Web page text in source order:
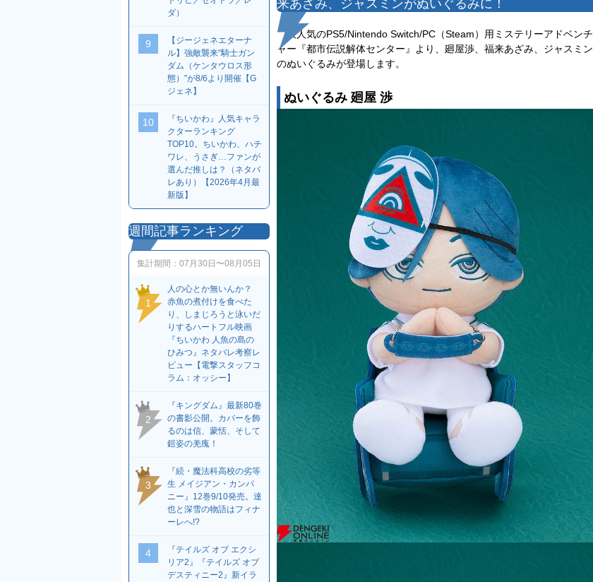
来あざみ、ジャスミンがぬいぐるみに！
大人気のPS5/Nintendo Switch/PC（Steam）用ミステリーアドベンチ
ャー『都市伝説解体センター』より、廻屋渉、福来あざみ、ジャスミン
のぬいぐるみが登場します。
ぬいぐるみ 廻屋 渉
ダ）
9
【ジージェネエターナ
ル】強敵襲来“騎士ガン
ダム（ケンタウロス形
態）”が8/6より開催【G
ジェネ】
10
『ちいかわ』人気キャラ
クターランキング
TOP10。ちいかわ、ハチ
ワレ、うさぎ…ファンが
選んだ推しは？（ネタバ
レあり）【2026年4月最
新版】
週間記事ランキング
集計期間： 07月30日〜08月05日
1
人の心とか無いんか？
赤魚の煮付けを食べた
り、しまじろうと泳いだ
りするハートフル映画
『ちいかわ 人魚の島の
ひみつ』ネタバレ考察レ
ビュー【電撃スタッフコ
ラム：オッシー】
2
『キングダム』最新80巻
の書影公開。カバーを飾
るのは信、蒙恬、そして
鎧姿の羌瘣！
3
『続・魔法科高校の劣等
生 メイジアン・カンパ
ニー』12巻9/10発売。達
也と深雪の物語はフィナ
ーレへ!?
4
『テイルズ オブ エクシ
リア2』『テイルズ オブ
デスティニー2』新イラ